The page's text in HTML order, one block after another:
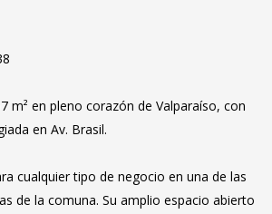
m² en pleno corazón de Valparaíso, con
en Av. Brasil.
cualquier tipo de negocio en una de las
de la comuna. Su amplio espacio abierto